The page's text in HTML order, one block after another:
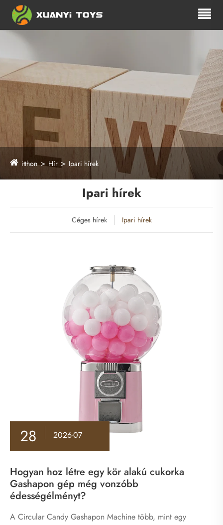
itthon Hír Ipari hírek
Ipari hírek
Céges hírek Ipari hírek
28 2026-07
Hogyan hoz létre egy kör alakú cukorka
Gashapon gép még vonzóbb
édességélményt?
A Circular Candy Gashapon Machine több, mint egy